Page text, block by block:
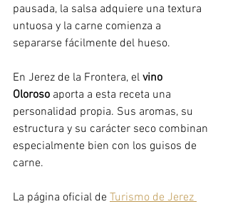
pausada, la salsa adquiere una textura
untuosa y la carne comienza a
separarse fácilmente del hueso.
En Jerez de la Frontera, el vino
Oloroso aporta a esta receta una
personalidad propia. Sus aromas, su
estructura y su carácter seco combinan
especialmente bien con los guisos de
carne.
La página oficial de Turismo de Jerez